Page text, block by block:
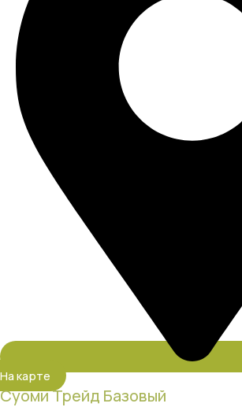
На карте
Суоми Трейд Базовый